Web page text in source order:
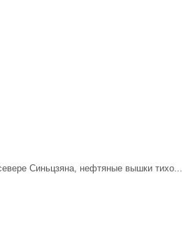
Синьцзяна, нефтяные вышки тихо...